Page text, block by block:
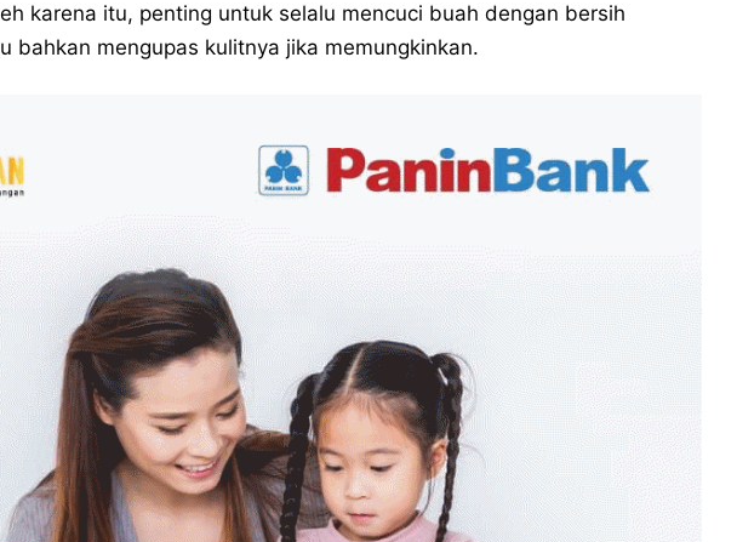
karena itu, penting untuk selalu mencuci buah dengan bersih
bahkan mengupas kulitnya jika memungkinkan.